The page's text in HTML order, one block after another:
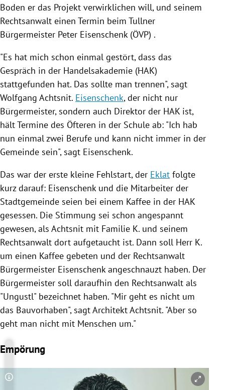
Boden er das Projekt verwirklichen will, und seinem
Rechtsanwalt einen Termin beim Tullner
Bürgermeister Peter Eisenschenk (ÖVP) .
"Es hat mich schon einmal gestört, dass das
Gespräch in der Handelsakademie (HAK)
stattgefunden hat. Das sollte man trennen", sagt
Wolfgang Achtsnit. Eisenschenk, der nicht nur
Bürgermeister, sondern auch Direktor der HAK ist,
hält Termine des Öfteren in der Schule ab: "Ich hab
nun einmal zwei Berufe und kann nicht immer in der
Gemeinde sein", sagt Eisenschenk.
Das war der erste kleine Fehlstart, der Eklat folgte
kurz darauf: Eisenschenkund die Mitarbeiter der
Stadtgemeinde seien bei einem Kaffee in der HAK
gesessen. Die Stimmung sei schon angespannt
gewesen, als Achtsnit mit Familie K. und seinem
Rechtsanwalt dort aufgetaucht ist. Dann soll Herr K.
um einen Kaffee gebeten und der Rechtsanwalt
Bürgermeister Eisenschenkangeschnauzt haben. Der
Bürgermeister soll daraufhin den Rechtsanwalt als
"Ungustl" bezeichnet haben. "Mir geht es nicht um
das Bauvorhaben", sagt ArchitektAchtsnit. "Aber so
geht man nicht mit Menschen um."
Empörung
Copyright-Hinweis öffnen/schließen